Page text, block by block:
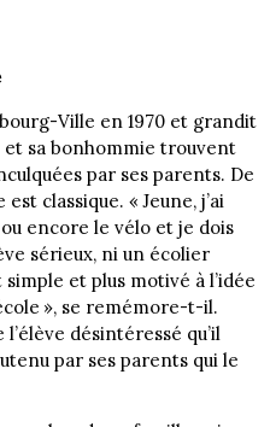
Ville en 1970 et grandit
et sa bonhommie trouvent
par ses parents. De
classique. « Jeune, j’ai
encore le vélo et je dois
sérieux, ni un écolier
et plus motivé à l’idée
», se remémore-t-il.
l’élève désintéressé qu’il
par ses parents qui le